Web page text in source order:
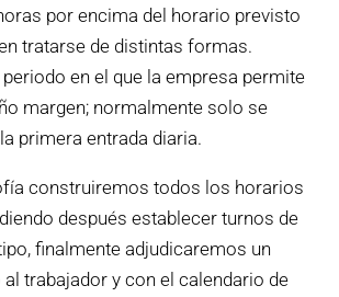
por encima del horario previsto
tratarse de distintas formas.
periodo en el que la empresa permite
margen; normalmente solo se
primera entrada diaria.
construiremos todos los horarios
después establecer turnos de
finalmente adjudicaremos un
trabajador y con el calendario de